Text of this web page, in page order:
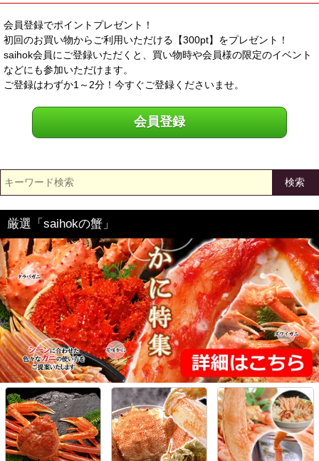
会員登録でポイントプレゼント！
初回のお買い物からご利用いただける【300pt】をプレゼント！
saihok会員にご登録いただくと、買い物時や会員様の限定のイベント
などにも参加いただけます。
ご登録はわずか1～2分！今すぐご登録くださいませ。
会員登録
検索
厳選「saihokの蟹」